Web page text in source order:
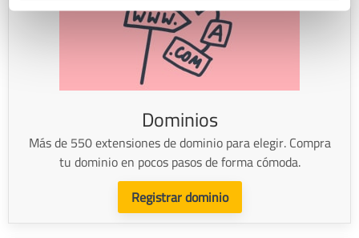
Dominios
Más de 550 extensiones de dominio para elegir. Compra
tu dominio en pocos pasos de forma cómoda.
Registrar dominio